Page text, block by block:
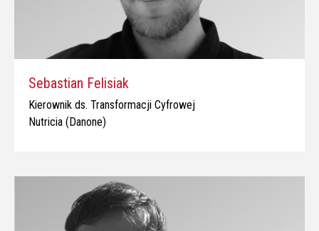
Sebastian Felisiak
Kierownik ds. Transformacji Cyfrowej
Nutricia (Danone)